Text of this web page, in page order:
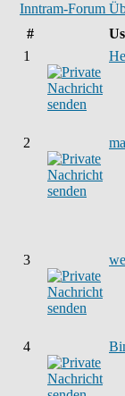
Inntram-Forum
#
1
2
3
4